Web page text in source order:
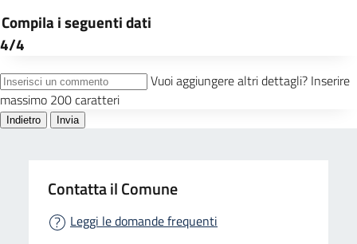
Contatta il Comune
Leggi le domande frequenti